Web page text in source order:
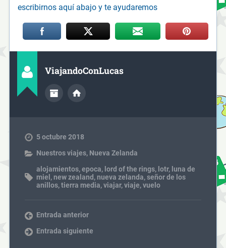
escribirnos aquí abajo y te ayudaremos
ViajandoConLucas
5 octubre 2018
Nuestros viajes, Nueva Zelanda
alojamientos,epoca, lord of the rings, lotr, luna de
miel ,new zealand ,nueva zelanda,señor de los
anillos,tierra media,viajar,viaje,vuelo
Entrada anterior
Entrada siguiente